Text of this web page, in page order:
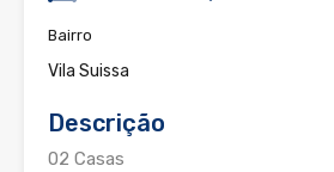
Bairro
Vila Suissa
Descrição
02 Casas